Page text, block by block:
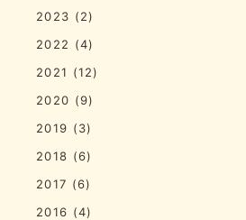
2023 (2)
2022 (4)
2021 (12)
2020 (9)
2019 (3)
2018 (6)
2017 (6)
2016 (4)